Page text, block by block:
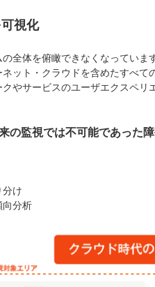
視化
全体を俯瞰できなくなっています
ット・クラウドを含めたすべて
やサービスのユーザエクスペリ
監視では不可能であった
け
向分析